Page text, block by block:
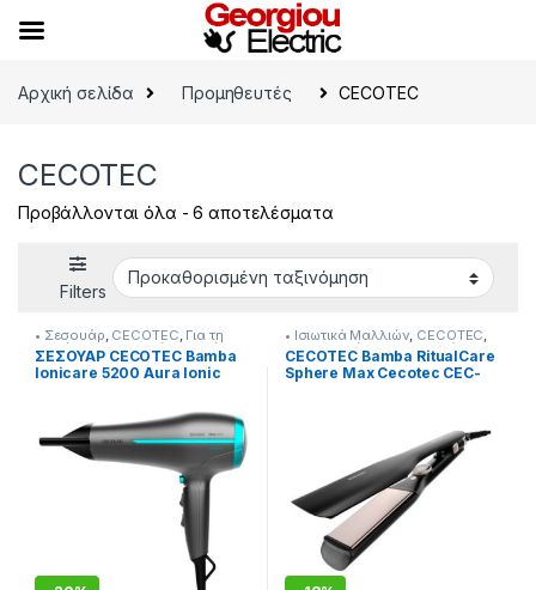
Αρχική σελίδα
Προμηθευτές CECOTEC
CECOTEC
Προβάλλονται όλα - 6 αποτελέσματα
Filters
• Σεσουάρ CECOTEC Για τη
Γυναίκα, Προσωπική Φροντίδα
ΣΕΣΟΥΑΡ CECOTEC Bamba
Ionicare 5200 Aura Ionic
• Ισιωτικά Μαλλιών CECOTEC
Για τη Γυναίκα Προσωπική
Φροντίδα
CECOTEC Bamba RitualCare
Sphere Max Cecotec CEC-